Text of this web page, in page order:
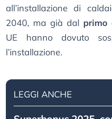
all’installazione di
2040, ma già dal primo
UE hanno dovuto
l’installazione.
LEGGI ANCHE